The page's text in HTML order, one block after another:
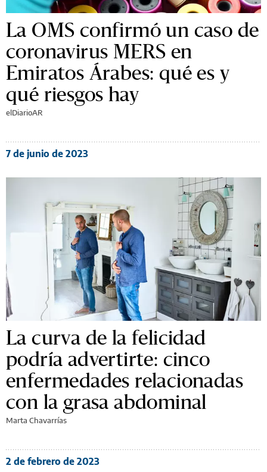
La OMS confirmó un caso de
coronavirus MERS en
Emiratos Árabes: qué es y
qué riesgos hay
elDiarioAR
7 de junio de 2023
La curva de la felicidad
podría advertirte: cinco
enfermedades relacionadas
con la grasa abdominal
Marta Chavarrías
2 de febrero de 2023